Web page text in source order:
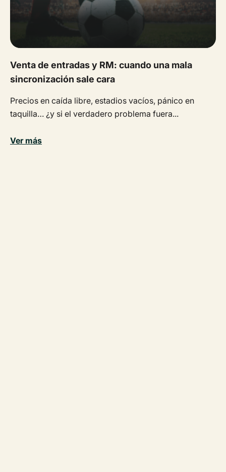
Venta de entradas y RM: cuando una mala
sincronización sale cara
Precios en caída libre, estadios vacíos, pánico en
taquilla… ¿y si el verdadero problema fuera...
Ver más